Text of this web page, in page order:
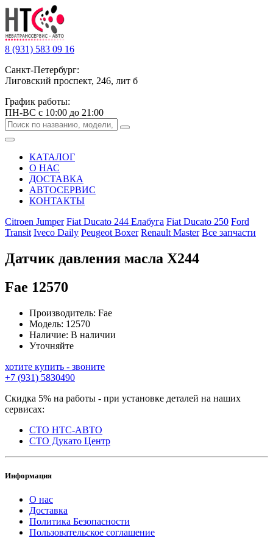
8 (931) 583 09 16
Санкт-Петербург:
Лиговский проспект, 246, лит б
График работы:
ПН-ВС с 10:00 до 21:00
КАТАЛОГ
О НАС
ДОСТАВКА
АВТОСЕРВИС
КОНТАКТЫ
Citroen Jumper Fiat Ducato 244 Елабуга Fiat Ducato 250 Ford
Transit Iveco Daily Peugeot Boxer Renault Master Все запчасти
Датчик давления масла Х244
Fae 12570
Производитель: Fae
Модель: 12570
Наличие: В наличии
Уточняйте
хотите купить - звоните
+7 (931) 5830490
Скидка 5% на работы - при установке деталей на наших
сервисах:
СТО НТС-АВТО
СТО Дукато Центр
Информация
О нас
Доставка
Политика Безопасности
Пользовательское соглашение